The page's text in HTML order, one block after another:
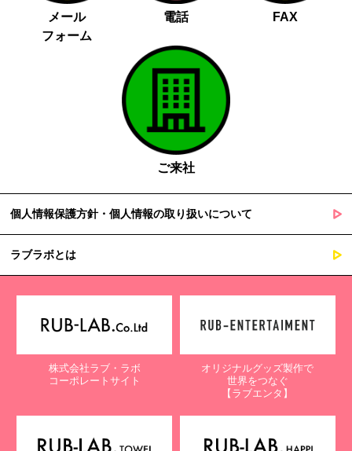
メール
フォーム
電話 FAX
ご来社
個人情報保護方針・個人情報の取り扱いについて
ラブラボとは
株式会社ラブ・ラボ
コーポレートサイト
オリジナルグッズ製作で
世界をつなぐ
【ラブエンタ】